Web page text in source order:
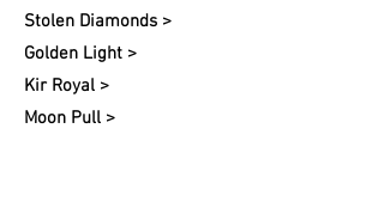
Stolen Diamonds >
Golden Light >
Kir Royal >
Moon Pull >